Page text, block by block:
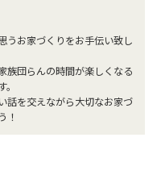
うお家づくりをお手伝い致し
族団らんの時間が楽しくなる
話を交えながら大切なお家づ
！